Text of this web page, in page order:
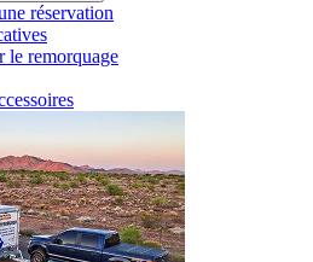
réservation
le remorquage